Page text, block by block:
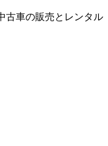
古車の販売とレンタル